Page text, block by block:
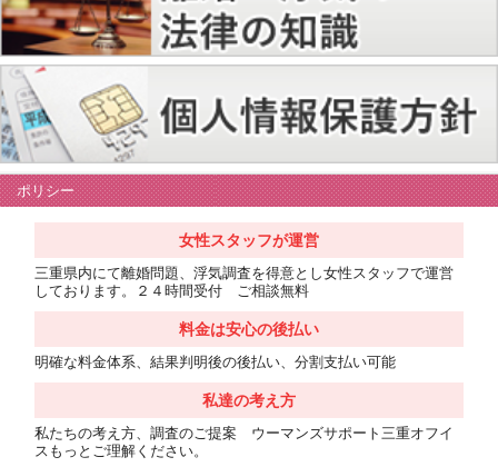
ポリシー
女性スタッフが運営
三重県内にて離婚問題、浮気調査を得意とし女性スタッフで運営
しております。２４時間受付 ご相談無料
料金は安心の後払い
明確な料金体系、結果判明後の後払い、分割支払い可能
私達の考え方
私たちの考え方、調査のご提案 ウーマンズサポート三重オフイ
スもっとご理解ください。